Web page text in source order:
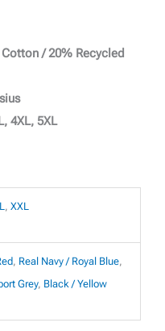
/ 20% Recycled
4XL, 5XL
, XXL
, Real Navy / Royal Blue,
Grey, Black / Yellow